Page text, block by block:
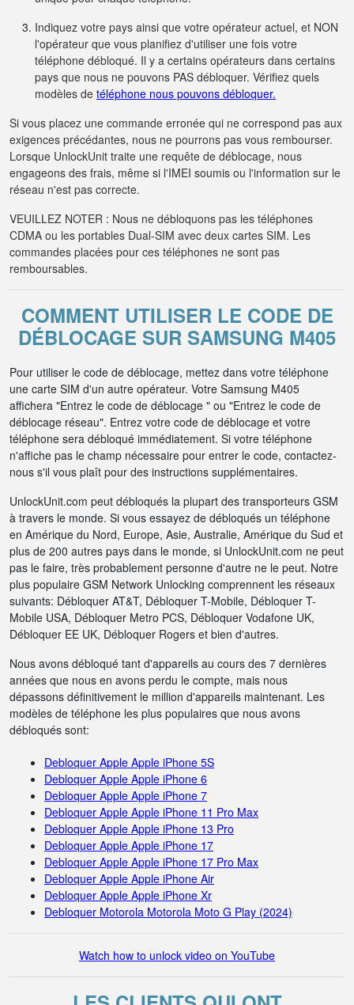
Indiquez votre pays ainsi que votre opérateur actuel, et NON
l'opérateur que vous planifiez d'utiliser une fois votre
téléphone débloqué. Il y a certains opérateurs dans certains
pays que nous ne pouvons PAS débloquer. Vérifiez quels
modèles de téléphone nous pouvons débloquer.
Si vous placez une commande erronée qui ne correspond pas aux
exigences précédantes, nous ne pourrons pas vous rembourser.
Lorsque UnlockUnit traite une requête de déblocage, nous
engageons des frais, même si l'IMEI soumis ou l'information sur le
réseau n'est pas correcte.
VEUILLEZ NOTER : Nous ne débloquons pas les téléphones
CDMA ou les portables Dual-SIM avec deux cartes SIM. Les
commandes placées pour ces téléphones ne sont pas
remboursables.
COMMENT UTILISER LE CODE DE
DÉBLOCAGE SUR SAMSUNG M405
Pour utiliser le code de déblocage, mettez dans votre téléphone
une carte SIM d'un autre opérateur. Votre Samsung M405
affichera "Entrez le code de déblocage " ou "Entrez le code de
déblocage réseau". Entrez votre code de déblocage et votre
téléphone sera débloqué immédiatement. Si votre téléphone
n'affiche pas le champ nécessaire pour entrer le code, contactez-
nous s'il vous plaît pour des instructions supplémentaires.
UnlockUnit.com peut débloqués la plupart des transporteurs GSM
à travers le monde. Si vous essayez de débloqués un téléphone
en Amérique du Nord, Europe, Asie, Australie, Amérique du Sud et
plus de 200 autres pays dans le monde, si UnlockUnit.com ne peut
pas le faire, très probablement personne d'autre ne le peut. Notre
plus populaire GSM Network Unlocking comprennent les réseaux
suivants: Débloquer AT&T, Débloquer T-Mobile, Débloquer T-
Mobile USA, Débloquer Metro PCS, Débloquer Vodafone UK,
Débloquer EE UK, Débloquer Rogers et bien d'autres.
Nous avons débloqué tant d'appareils au cours des 7 dernières
années que nous en avons perdu le compte, mais nous
dépassons définitivement le million d'appareils maintenant. Les
modèles de téléphone les plus populaires que nous avons
débloqués sont:
Debloquer Apple Apple iPhone 5S
Debloquer Apple Apple iPhone 6
Debloquer Apple Apple iPhone 7
Debloquer Apple Apple iPhone 11 Pro Max
Debloquer Apple Apple iPhone 13 Pro
Debloquer Apple Apple iPhone 17
Debloquer Apple Apple iPhone 17 Pro Max
Debloquer Apple Apple iPhone Air
Debloquer Apple Apple iPhone Xr
Debloquer Motorola Motorola Moto G Play (2024)
Watch how to unlock video on YouTube